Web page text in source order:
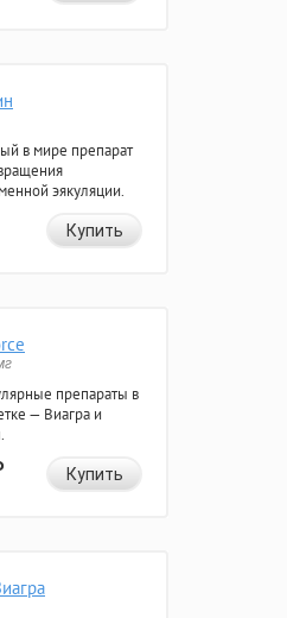
в мире препарат
эякуляции.
Купить
препараты в
— Виагра и
Купить